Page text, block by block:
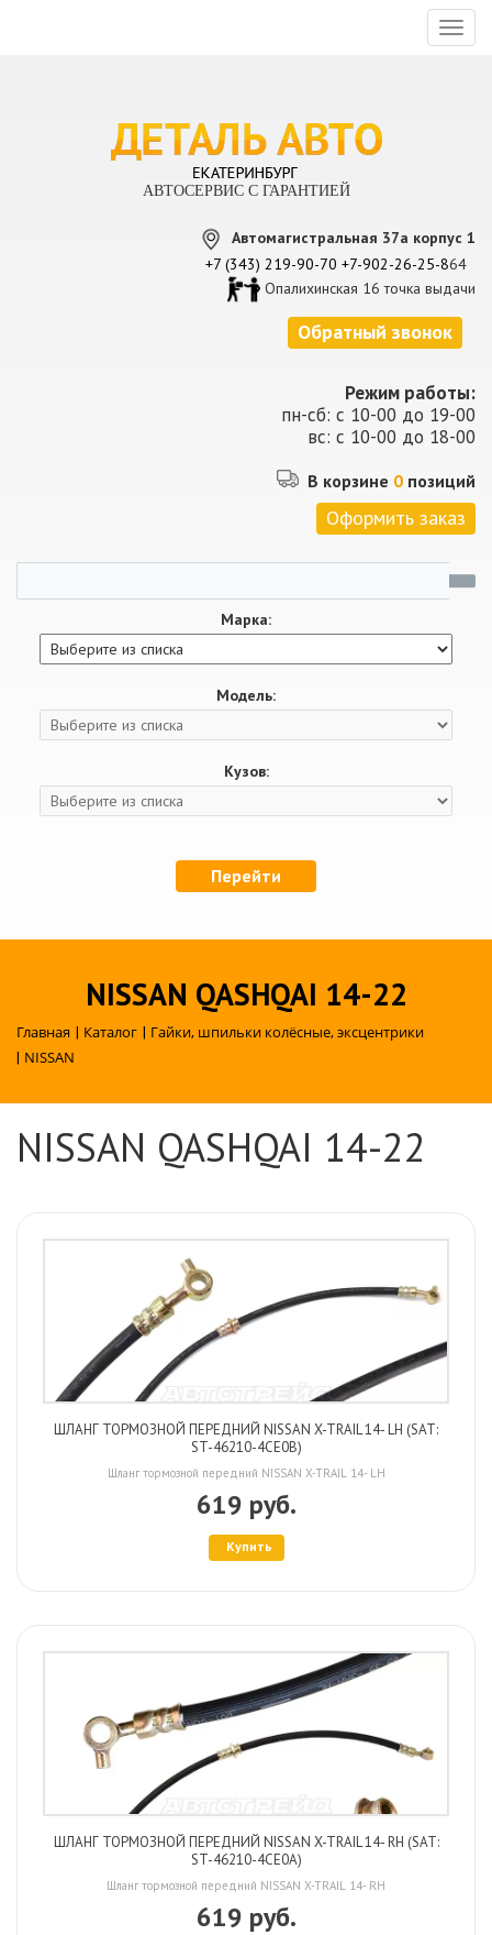
АВТОСЕРВИС С ГАРАНТИЕЙ
Автомагистральная 37а корпус 1
+7 (343) 219-90-70 +7-902-26-25-864
Опалихинская 16 точка выдачи
Обратный звонок
Режим работы:
пн-сб: с 10-00 до 19-00
вс: с 10-00 до 18-00
В корзине 0 позиций
Оформить заказ
Марка:
Модель:
Кузов:
Перейти
NISSAN QASHQAI 14-22
Главная | Каталог | Гайки, шпильки колёсные, эксцентрики
| NISSAN
NISSAN QASHQAI 14-22
ШЛАНГ ТОРМОЗНОЙ ПЕРЕДНИЙ NISSAN X-TRAIL 14- LH (SAT:
ST-46210-4CE0B)
Шланг тормозной передний NISSAN X-TRAIL 14- LH
619 руб.
Купить
ШЛАНГ ТОРМОЗНОЙ ПЕРЕДНИЙ NISSAN X-TRAIL 14- RH (SAT:
ST-46210-4CE0A)
Шланг тормозной передний NISSAN X-TRAIL 14- RH
619 руб.